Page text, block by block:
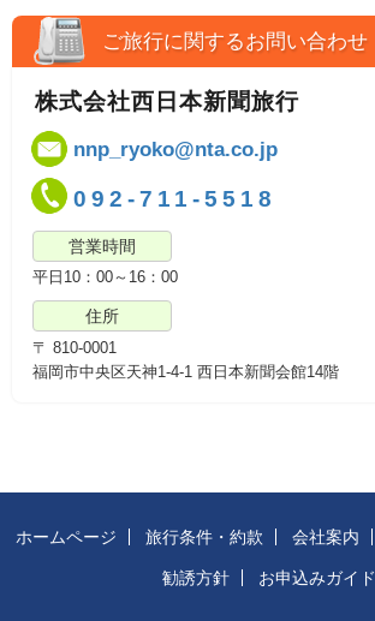
ご旅行に関するお問い合わせ
株式会社西日本新聞旅行
092-711-5518
営業時間
平日10：00～16：00
nnp_ryoko@nta.co.jp
住所
〒 810-0001
福岡市中央区天神1-4-1 西日本新聞会館14階
ホームページ 旅行条件・約款 会社案内
勧誘方針 お申込みガイド